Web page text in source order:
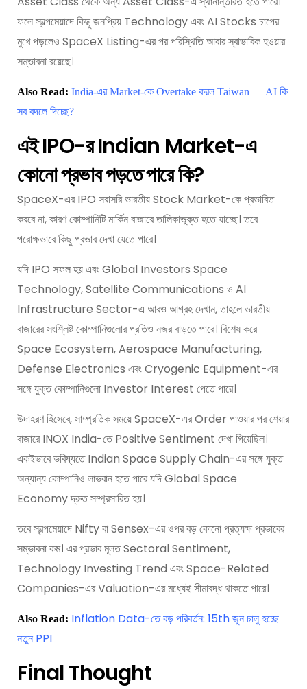
ফলে স্বল্পমেয়াদে কিছু জনপ্রিয় Technology এবং AI Stocks চাপের
মুখে পড়লেও SpaceX Listing-এর পর পরিস্থিতি আবার স্বাভাবিক হওয়ার
সম্ভাবনা রয়েছে।
Also Read: India-এর Market-কে Overtake করল Taiwan — AI কি
সব বদলে দিচ্ছে?
এই IPO-র Indian Market-এ
কোনো প্রভাব পড়তে পারে কি?
SpaceX-এর IPO সরাসরি ভারতীয় Stock Market-কে প্রভাবিত
করবে না, কারণ কোম্পানিটি মার্কিন বাজারে তালিকাভুক্ত হতে যাচ্ছে। তবে
পরোক্ষভাবে কিছু প্রভাব দেখা যেতে পারে।
যদি IPO সফল হয় এবং Global Investors Space
Technology, Satellite Communications ও AI
Infrastructure Sector-এ আরও আগ্রহ দেখান, তাহলে ভারতীয়
বাজারের সংশ্লিষ্ট কোম্পানিগুলোর প্রতিও নজর বাড়তে পারে। বিশেষ করে
Space Ecosystem, Aerospace Manufacturing,
Defense Electronics এবং Cryogenic Equipment-এর
সঙ্গে যুক্ত কোম্পানিগুলো Investor Interest পেতে পারে।
উদাহরণ হিসেবে, সাম্প্রতিক সময়ে SpaceX-এর Order পাওয়ার পর শেয়ার
বাজারে INOX India-তে Positive Sentiment দেখা গিয়েছিল।
একইভাবে ভবিষ্যতে Indian Space Supply Chain-এর সঙ্গে যুক্ত
অন্যান্য কোম্পানিও লাভবান হতে পারে যদি Global Space
Economy দ্রুত সম্প্রসারিত হয়।
তবে স্বল্পমেয়াদে Nifty বা Sensex-এর ওপর বড় কোনো প্রত্যক্ষ প্রভাবের
সম্ভাবনা কম। এর প্রভাব মূলত Sectoral Sentiment,
Technology Investing Trend এবং Space-Related
Companies-এর Valuation-এর মধ্যেই সীমাবদ্ধ থাকতে পারে।
Also Read: Inflation Data-তে বড় পরিবর্তন: 15th জুন চালু হচ্ছে
নতুন PPI
Final Thought